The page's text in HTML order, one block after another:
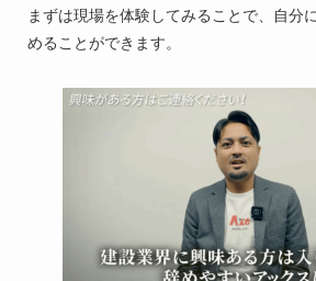
まずは現場を体験してみることで、自分
めることができます。